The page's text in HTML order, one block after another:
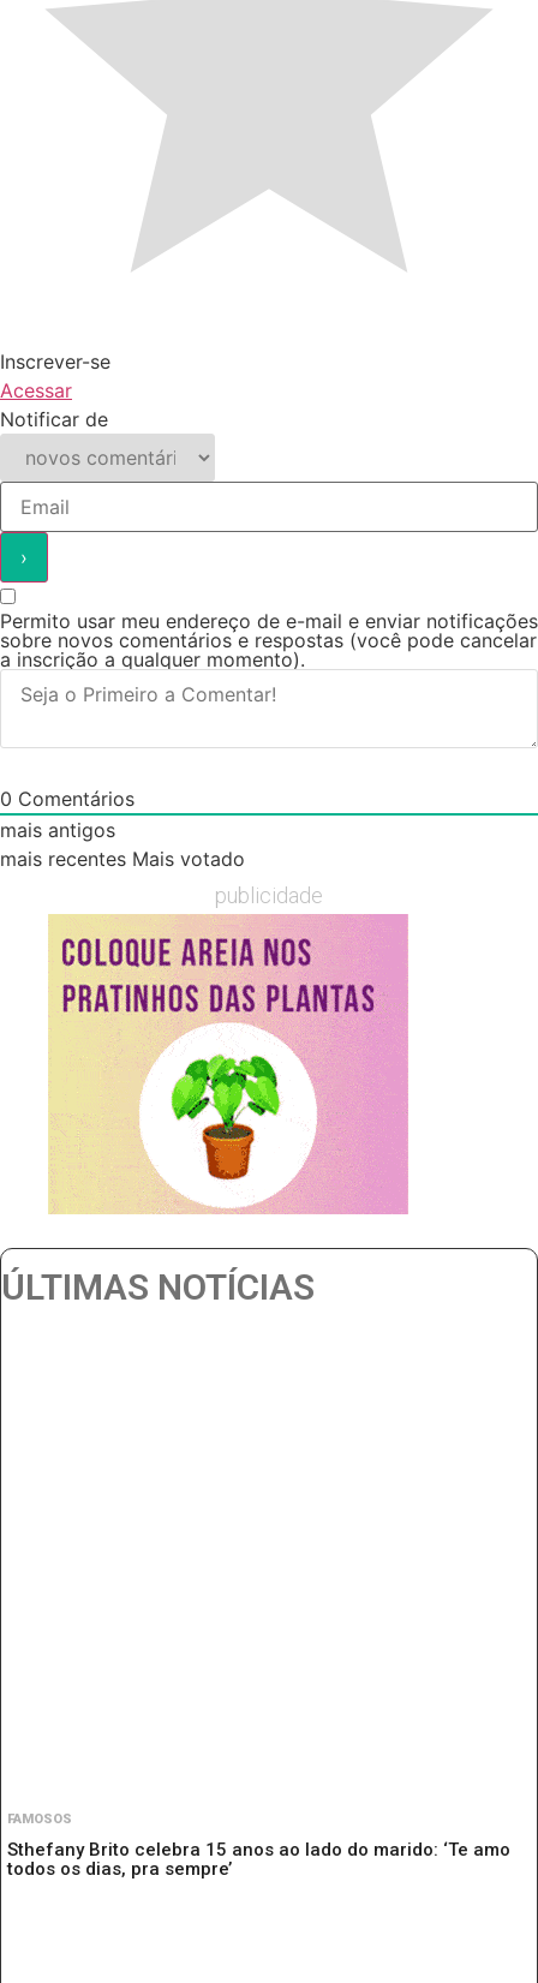
Inscrever-se
Acessar
Notificar de
Permito usar meu endereço de e-mail e enviar notificações
sobre novos comentários e respostas (você pode cancelar
a inscrição a qualquer momento).
0 Comentários
mais antigos
mais recentes Mais votado
publicidade
ÚLTIMAS NOTÍCIAS
FAMOSOS
Sthefany Brito celebra 15 anos ao lado do marido: ‘Te amo
todos os dias, pra sempre’